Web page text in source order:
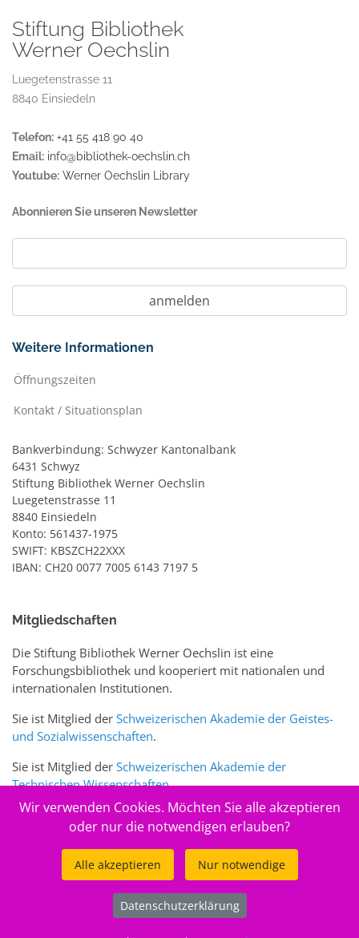
Stiftung Bibliothek
Werner Oechslin
Luegetenstrasse 11
8840 Einsiedeln
Telefon: +41 55 418 90 40
Email: info@bibliothek-oechslin.ch
Youtube: Werner Oechslin Library
Abonnieren Sie unseren Newsletter
Weitere Informationen
Öffnungszeiten
Kontakt / Situationsplan
Bankverbindung: Schwyzer Kantonalbank
6431 Schwyz
Stiftung Bibliothek Werner Oechslin
Luegetenstrasse 11
8840 Einsiedeln
Konto: 561437-1975
SWIFT: KBSZCH22XXX
IBAN: CH20 0077 7005 6143 7197 5
Mitgliedschaften
Die Stiftung Bibliothek Werner Oechslin ist eine
Forschungsbibliothek und kooperiert mit nationalen und
internationalen Institutionen.
Sie ist Mitglied der Schweizerischen Akademie der Geistes-
und Sozialwissenschaften.
Sie ist Mitglied der Schweizerischen Akademie der
Technischen Wissenschaften.
Sie ist zudem Mitglied des Schweizer Portalswww.sciences-
Stiftung Bibliothek Werner Oechslin
Wir verwenden Cookies. Möchten Sie alle akzeptieren
oder nur die notwendigen erlauben?
Alle akzeptieren Nur notwendige
Datenschutzerklärung